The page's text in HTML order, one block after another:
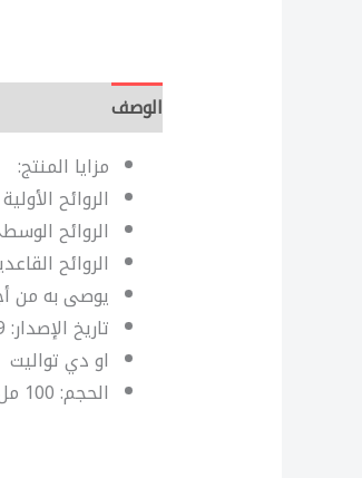
الوصف
مزايا المنتج:
الروائح
الروائح
الروائح
يوصى به من
تاريخ الإصدار: 2009
او دي تواليت
الحجم: 100 مل